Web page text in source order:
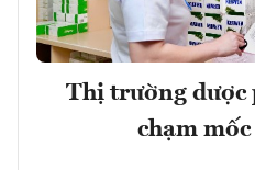
Thị trường dược
chạm